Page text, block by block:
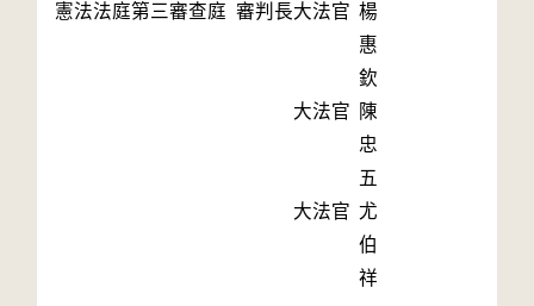
憲法法庭第三審查庭 審判長大法官 楊
惠
欽
大法官
陳
忠
五
大法官 尤
伯
祥